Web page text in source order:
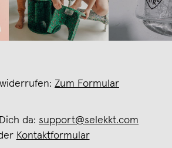
Zum Formular
da: support@selekkt.com
Kontaktformular